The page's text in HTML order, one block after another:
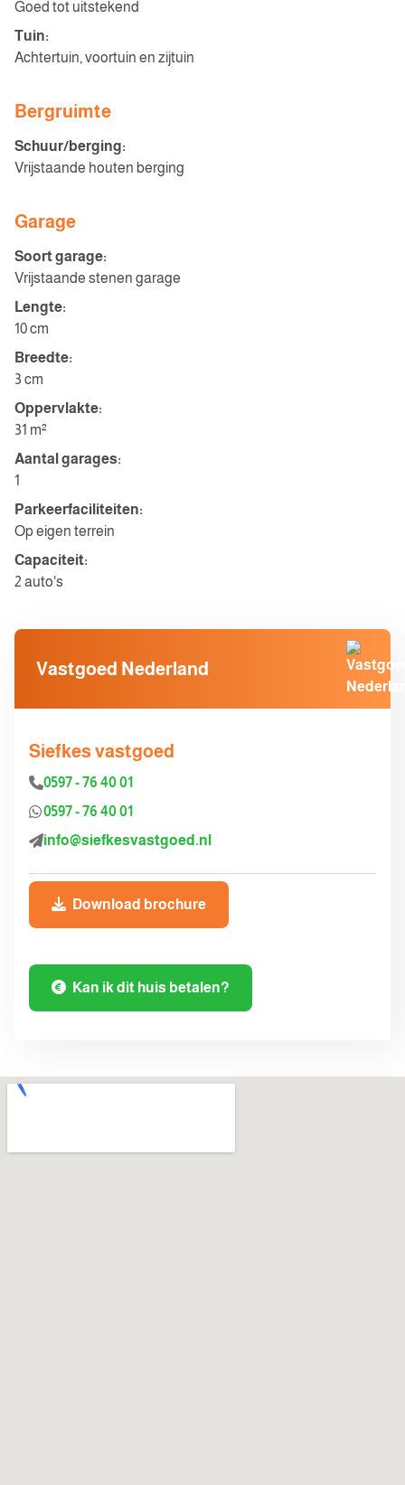
Goed tot uitstekend
Tuin:
Achtertuin, voortuin en zijtuin
Bergruimte
Schuur/berging:
Vrijstaande houten berging
Garage
Soort garage:
Vrijstaande stenen garage
Lengte:
10 cm
Breedte:
3 cm
Oppervlakte:
31 m²
Aantal garages:
1
Parkeerfaciliteiten:
Op eigen terrein
Capaciteit:
2 auto's
Vastgoed Nederland
Siefkes vastgoed
0597 - 76 40 01
0597 - 76 40 01
info@siefkesvastgoed.nl
Download brochure
Kan ik dit huis betalen?